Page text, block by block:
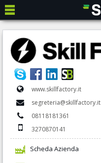
www.skillfactory.it
segreteria@skillfactory.it
08118181361
3270870141
Scheda Azienda